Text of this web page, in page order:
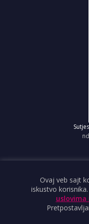
Ovaj veb sajt
iskustvo
uslovima